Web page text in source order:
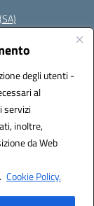
degli utenti -
al
servizi
inoltre,
da Web
Cookie Policy.
S.r.l.